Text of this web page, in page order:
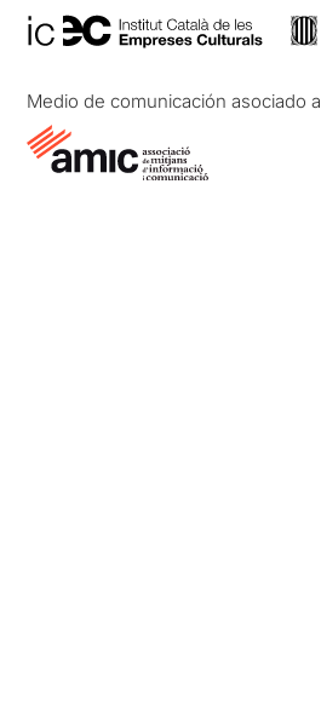
Medio de comunicación asociado a